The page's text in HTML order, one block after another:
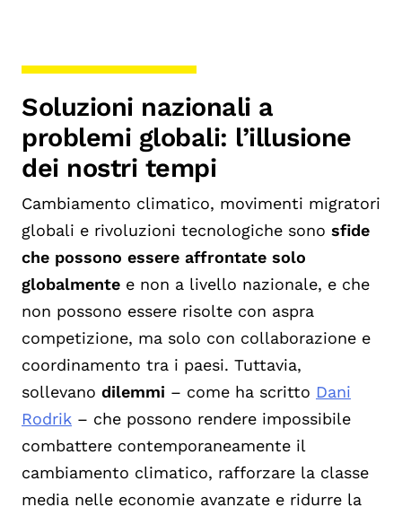
Soluzioni nazionali a
problemi globali: l’illusione
dei nostri tempi
Cambiamento climatico, movimenti migratori
globali e rivoluzioni tecnologiche sono sfide
che possono essere affrontate solo
globalmente e non a livello nazionale, e che
non possono essere risolte con aspra
competizione, ma solo con collaborazione e
coordinamento tra i paesi. Tuttavia,
sollevano dilemmi – come ha scritto Dani
Rodrik – che possono rendere impossibile
combattere contemporaneamente il
cambiamento climatico, rafforzare la classe
media nelle economie avanzate e ridurre la